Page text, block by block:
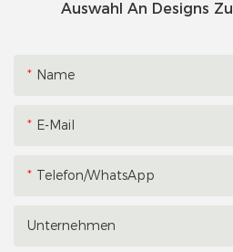
Auswahl An Designs
Name
E-Mail
Telefon/WhatsApp
Unternehmen